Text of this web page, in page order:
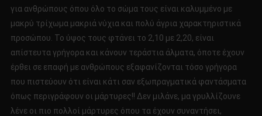
για ανθρώπους όπου όλο το σώμα τους είναι καλυμμένο με
μακρύ τρίχωμα μακριά νύχια και πολύ άγρια χαρακτηριστικά
προσώπου. Το ύψος τους φτάνει το 2,10 με 2,20, είναι
απίστευτα γρήγορα και κάνουν τεράστια άλματα, όποτε έχουν
έρθει σε επαφή με ανθρώπους εξαφανίζονται τόσο γρήγορα
που πιστεύουν ότι είναι κάτι σαν εξωπραγματικά φαντάσματα
όπως περιγράφουν οι μάρτυρες!! Δεν μιλάνε, μα γρυλλίζουνε
λένε οι πιο πολλοί μάρτυρες όπου τα έχουν συναντήσει,